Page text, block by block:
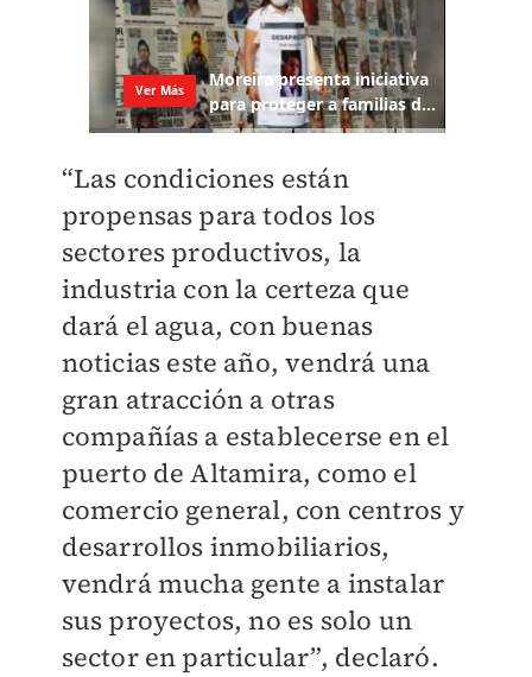
“Las condiciones están
propensas para todos los
sectores productivos, la
industria con la certeza que
dará el agua, con buenas
noticias este año, vendrá una
gran atracción a otras
compañías a establecerse en el
puerto de Altamira, como el
comercio general, con centros y
desarrollos inmobiliarios,
vendrá mucha gente a instalar
sus proyectos, no es solo un
sector en particular”, declaró.